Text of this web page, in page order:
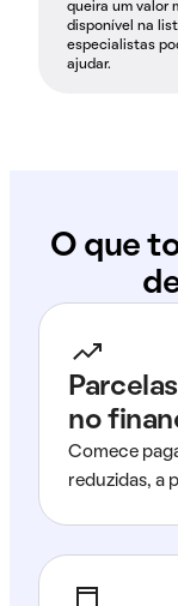
queira um valor
disponível na
especialistas
ajudar.
O que
no
Comece
reduzidas, a